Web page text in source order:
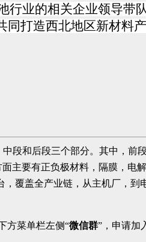
业的相关企业领导带
打造西北地区新材料
段和后段三个部分。其中，前
主要有正负极材料，隔膜，电
覆盖全产业链，从主机厂，
方菜单栏左侧“微信群”，申请加